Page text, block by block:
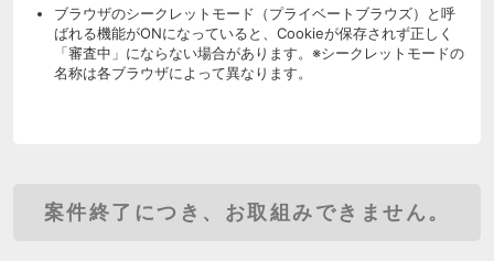
ブラウザのシークレットモード（プライベートブラウズ）と呼
ばれる機能がONになっていると、Cookieが保存されず正しく
「審査中」にならない場合があります。※シークレットモードの
名称は各ブラウザによって異なります。
案件終了につき、お取組みできません。